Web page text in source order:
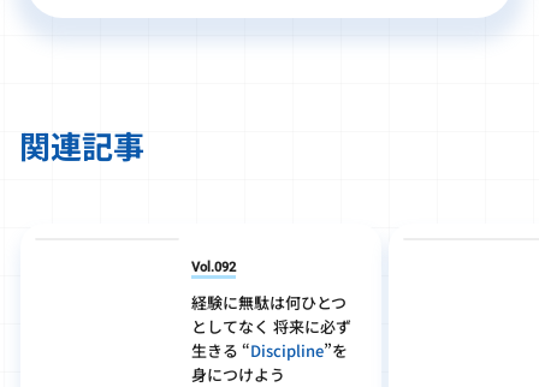
関連記事
Vol.092
経験に無駄は何ひとつ
としてなく 将来に必ず
生きる “Discipline”を
身につけよう